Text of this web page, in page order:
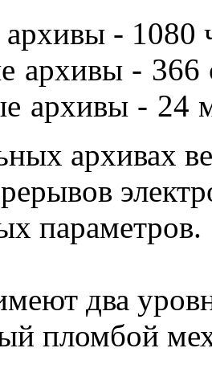
архивы - 1080
архивы - 366
архивы - 24
архивах
параметров.
два
пломбой